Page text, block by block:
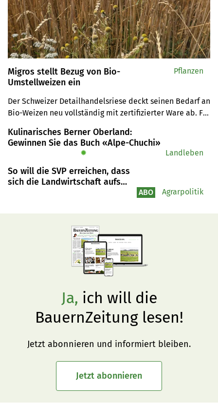
Migros stellt Bezug von Bio-
Umstellweizen ein
Der Schweizer Detailhandelsriese deckt seinen Bedarf an
Bio-Weizen neu vollständig mit zertifizierter Ware ab. Für
schwieriger – doch Migros betont, sie bleibe grösste
Abnehmerin von Schweizer Bio Suisse-Weizen.
Pflanzen
Kulinarisches Berner Oberland:
Gewinnen Sie das Buch «Alpe-Chuchi»
✹ Landleben
So will die SVP erreichen, dass
sich die Landwirtschaft aufs
ABO Agrarpolitik
Ja, ich will die
BauernZeitung lesen!
Jetzt abonnieren und informiert bleiben.
Jetzt abonnieren